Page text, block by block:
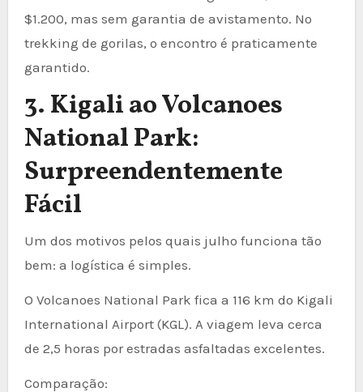
$1.200, mas sem garantia de avistamento. No
trekking de gorilas, o encontro é praticamente
garantido.
3. Kigali ao Volcanoes
National Park:
Surpreendentemente
Fácil
Um dos motivos pelos quais julho funciona tão
bem: a logística é simples.
O Volcanoes National Park fica a 116 km do Kigali
International Airport (KGL). A viagem leva cerca
de 2,5 horas por estradas asfaltadas excelentes.
Comparação: